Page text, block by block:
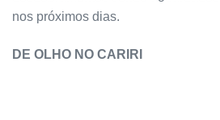
nos próximos dias.
DE OLHO NO CARIRI